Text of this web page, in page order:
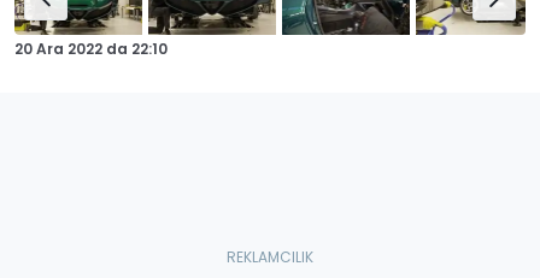
20 Ara 2022 da 22:10